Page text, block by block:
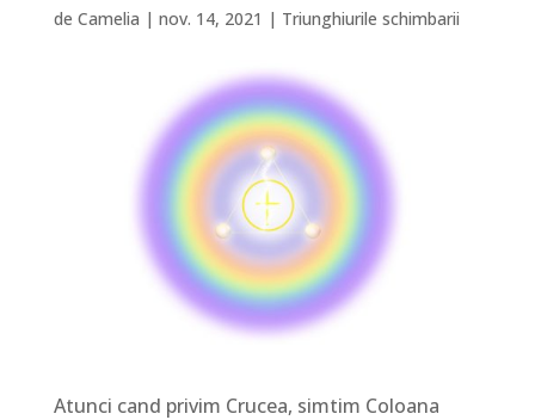
de Camelia | nov. 14, 2021 | Triunghiurile schimbarii
Atunci cand privim Crucea, simtim Coloana